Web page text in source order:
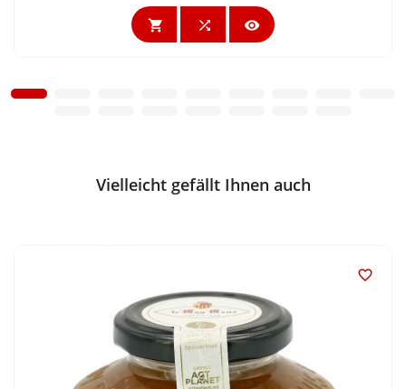
  
Vielleicht gefällt Ihnen auch
